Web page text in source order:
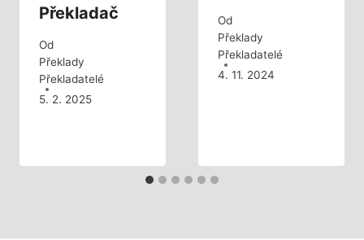
Překladač
Od
Překlady
Překladatelé
5. 2. 2025
Od
Překlady
Překladatelé
4. 11. 2024